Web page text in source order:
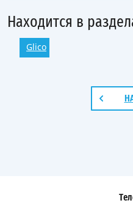
Находится в
Glico